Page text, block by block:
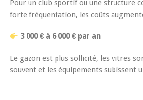
Pour un club sportif ou une structure
forte fréquentation, les coûts
3 000 € à 6 000 € par an
Le gazon est plus sollicité, les vitres
souvent et les équipements subissent